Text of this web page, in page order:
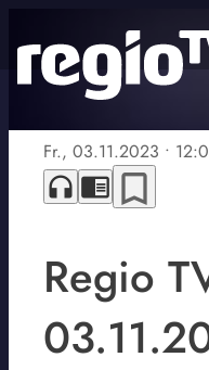
Fr., 03.11.2023 •
headphones chrome_reader_mode bookmark_border
Regio